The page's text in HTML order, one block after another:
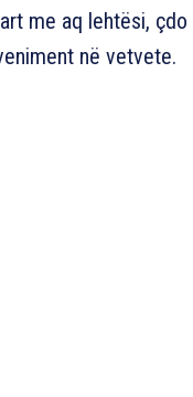
me aq lehtësi,
në vetvete.